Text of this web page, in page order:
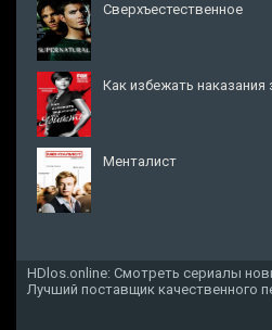
Сверхъестественное
Как избежать наказания
Менталист
HDlos.online: Смотреть сериалы
Лучший поставщик качественного